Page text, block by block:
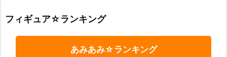
フィギュア☆ランキング
あみあみ☆ランキング